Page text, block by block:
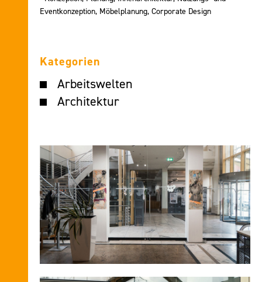
Eventkonzeption, Möbelplanung, Corporate Design
Kategorien
Arbeitswelten
Architektur